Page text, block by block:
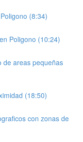
(8:34)
Poligono (10:24)
de areas pequeñas
(18:50)
con zonas de